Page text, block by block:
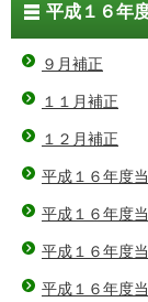
平成１６年
９月補正
１１月補正
１２月補正
平成１６年度
平成１６年度
平成１６年度
平成１６年度